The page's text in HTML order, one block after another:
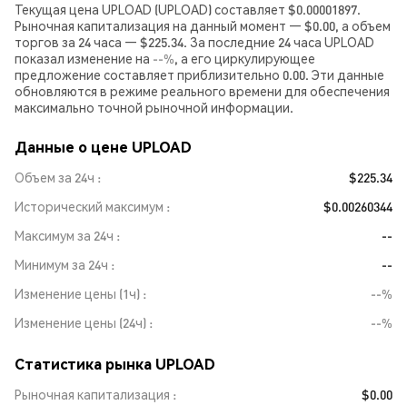
Текущая цена UPLOAD (UPLOAD) составляет $0.00001897.
Рыночная капитализация на данный момент — $0.00, а объем
торгов за 24 часа — $225.34. За последние 24 часа UPLOAD
показал изменение на --%, а его циркулирующее
предложение составляет приблизительно 0.00. Эти данные
обновляются в режиме реального времени для обеспечения
максимально точной рыночной информации.
Данные о цене UPLOAD
Объем за 24ч
$225.34
Исторический максимум
$0.00260344
Максимум за 24ч
--
Минимум за 24ч
--
Изменение цены (1ч)
--%
Изменение цены (24ч)
--%
Статистика рынка UPLOAD
Рыночная капитализация
$0.00